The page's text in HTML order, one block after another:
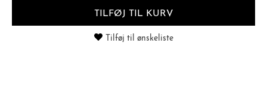
TILFØJ TIL KURV
Tilføj til ønskeliste